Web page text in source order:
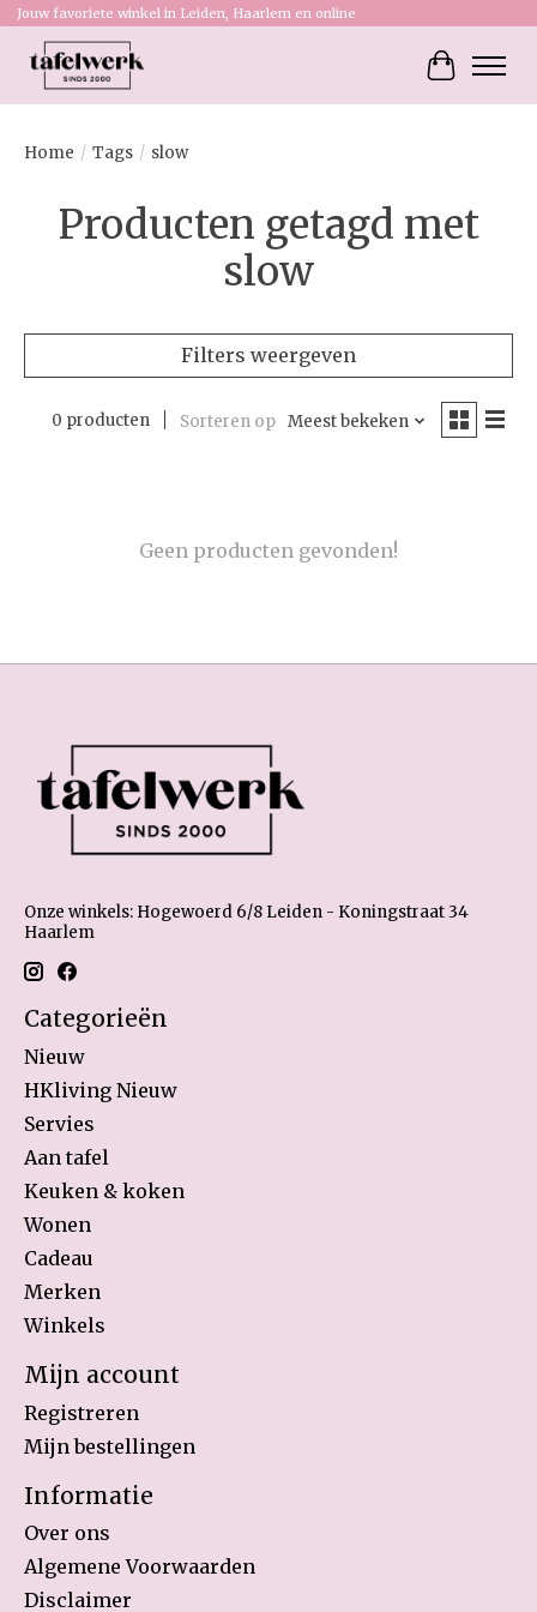
Jouw favoriete winkel in Leiden, Haarlem en online
Home / Tags / slow
Producten getagd met
slow
Filters weergeven
0 producten Sorteren op Meest bekeken
Geen producten gevonden!
Onze winkels: Hogewoerd 6/8 Leiden - Koningstraat 34
Haarlem
Categorieën
Nieuw
HKliving Nieuw
Servies
Aan tafel
Keuken & koken
Wonen
Cadeau
Merken
Winkels
Mijn account
Registreren
Mijn bestellingen
Informatie
Over ons
Algemene Voorwaarden
Disclaimer